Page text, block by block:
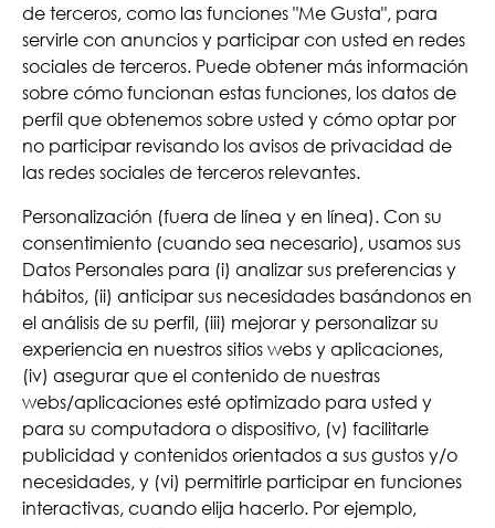
de terceros, como las funciones "Me Gusta", para
servirle con anuncios y participar con usted en redes
sociales de terceros. Puede obtener más información
sobre cómo funcionan estas funciones, los datos de
perfil que obtenemos sobre usted y cómo optar por
no participar revisando los avisos de privacidad de
las redes sociales de terceros relevantes.
Personalización (fuera de línea y en línea). Con su
consentimiento (cuando sea necesario), usamos sus
Datos Personales para (i) analizar sus preferencias y
hábitos, (ii) anticipar sus necesidades basándonos en
el análisis de su perfil, (iii) mejorar y personalizar su
experiencia en nuestros sitios webs y aplicaciones,
(iv) asegurar que el contenido de nuestras
webs/aplicaciones esté optimizado para usted y
para su computadora o dispositivo, (v) facilitarle
publicidad y contenidos orientados a sus gustos y/o
necesidades, y (vi) permitirle participar en funciones
interactivas, cuando elija hacerlo. Por ejemplo,